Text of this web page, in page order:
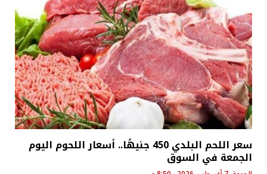
سعر اللحم البلدي 450 جنيهًا.. أسعار اللحوم اليوم
الجمعة في السوق